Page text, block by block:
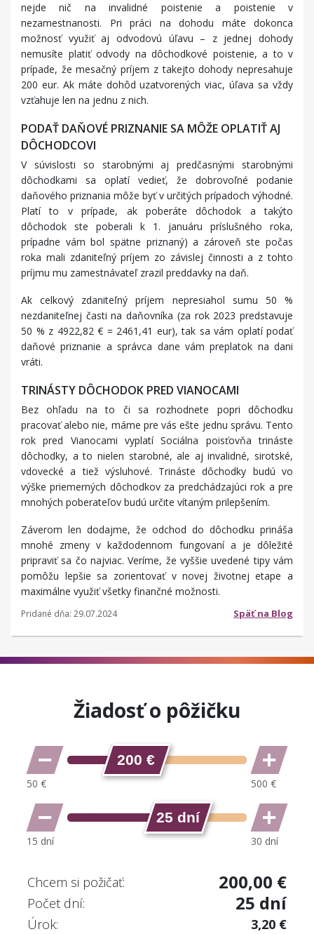
nejde nič na invalidné poistenie a poistenie v
nezamestnanosti. Pri práci na dohodu máte dokonca
možnosť využiť aj odvodovú úľavu – z jednej dohody
nemusíte platiť odvody na dôchodkové poistenie, a to v
prípade, že mesačný príjem z takejto dohody nepresahuje
200 eur. Ak máte dohôd uzatvorených viac, úľava sa vždy
vzťahuje len na jednu z nich.
PODAŤ DAŇOVÉ PRIZNANIE SA MÔŽE OPLATIŤ AJ
DÔCHODCOVI
V súvislosti so starobnými aj predčasnými starobnými
dôchodkami sa oplatí vedieť, že dobrovoľné podanie
daňového priznania môže byť v určitých prípadoch výhodné.
Platí to v prípade, ak poberáte dôchodok a takýto
dôchodok ste poberali k 1. januáru príslušného roka,
prípadne vám bol spätne priznaný) a zároveň ste počas
roka mali zdaniteľný príjem zo závislej činnosti a z tohto
príjmu mu zamestnávateľ zrazil preddavky na daň.
Ak celkový zdaniteľný príjem nepresiahol sumu 50 %
nezdaniteľnej časti na daňovníka (za rok 2023 predstavuje
50 % z 4922,82 € = 2461,41 eur), tak sa vám oplatí podať
daňové priznanie a správca dane vám preplatok na dani
vráti.
TRINÁSTY DÔCHODOK PRED VIANOCAMI
Bez ohľadu na to či sa rozhodnete popri dôchodku
pracovať alebo nie, máme pre vás ešte jednu správu. Tento
rok pred Vianocami vyplatí Sociálna poisťovňa trináste
dôchodky, a to nielen starobné, ale aj invalidné, sirotské,
vdovecké a tiež výsluhové. Trináste dôchodky budú vo
výške priemerných dôchodkov za predchádzajúci rok a pre
mnohých poberateľov budú určite vítaným prilepšením.
Záverom len dodajme, že odchod do dôchodku prináša
mnohé zmeny v každodennom fungovaní a je dôležité
pripraviť sa čo najviac. Veríme, že vyššie uvedené tipy vám
pomôžu lepšie sa zorientovať v novej životnej etape a
maximálne využiť všetky finančné možnosti.
Pridané dňa: 29.07.2024 Späť na Blog
Žiadosť o pôžičku
200 €
25 dní
Chcem si požičať: 200,00 €
Počet dní: 25 dní
Úrok:
3,20 €